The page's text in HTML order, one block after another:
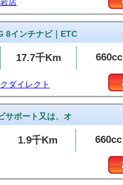
店
8インチナビ｜ETC
17.7千Km 660cc
ダイレクト
サポート又は、オ
1.9千Km 660cc